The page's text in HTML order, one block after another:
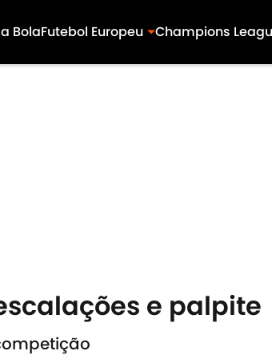
BolaFutebol Europeu Champions
e palpite